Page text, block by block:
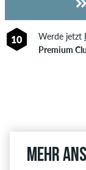
10 Werde jetzt
Premium
Mehr